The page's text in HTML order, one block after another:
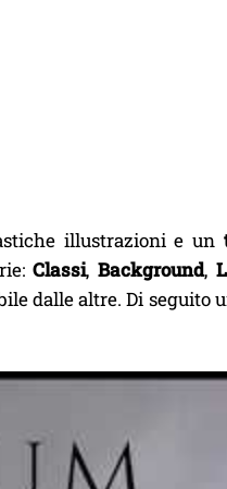
illustrazioni e un
Classi, Background,
dalle altre. Di seguito